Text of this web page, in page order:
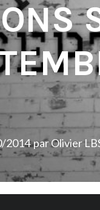
2014 parOlivier